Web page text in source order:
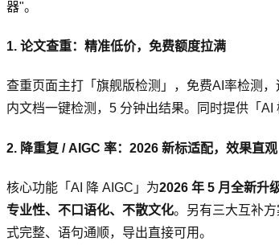
器"。
1. 论文查重：精准低价，免费额度拉满
查重页面主打「旗舰版检测」，免费AI率检测
内文档一键检测，5 分钟出结果。同时提供「
2. 降重复 / AIGC 率：2026 新标适配，效果直观
核心功能「AI 降 AIGC」为2026 年 5 月全新升
专业性、不口语化、不散文化。另有三大互补
式完整、语句通顺，导出直接可用。